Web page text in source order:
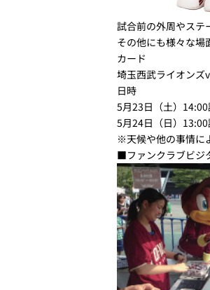
試合前の外周やステ
その他にも様々な場
カード
埼玉西武ライオンズ
日時
5月23日（土）
5月24日（日）
※天候や他の事情に
■ファンクラブビジ